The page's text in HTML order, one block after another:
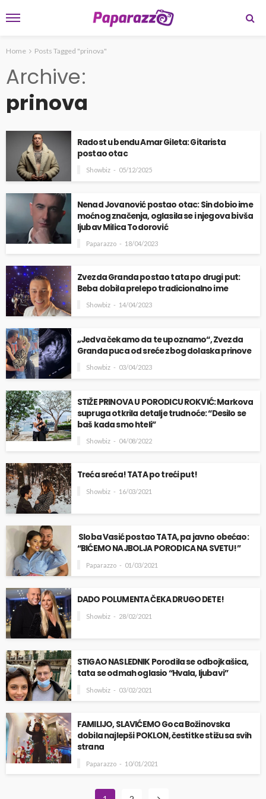
Home Posts Tagged "prinova"
Archive
prinova
Radost u bendu Amar Gileta: Gitarista
postao otac
Showbiz 05/12/2025
Nenad Jovanović postao otac: Sin dobio ime
moćnog značenja, oglasila se i njegova bivša
ljubav Milica Todorović
Paparazzo 18/04/2023
Zvezda Granda postao tata po drugi put:
Beba dobila prelepo tradicionalno ime
Showbiz 14/04/2023
„Jedva čekamo da te upoznamo“, Zvezda
Granda puca od sreće zbog dolaska prinove
Showbiz 03/04/2023
STIŽE PRINOVA U PORODICU ROKVIĆ: Markova
supruga otkrila detalje trudnoće: “Desilo se
baš kada smo hteli”
Showbiz 04/08/2022
Treća sreća! TATA po treći put!
Showbiz 16/03/2021
Sloba Vasić postao TATA, pa javno obećao:
“BIĆEMO NAJBOLJA PORODICA NA SVETU!”
Paparazzo 01/03/2021
DADO POLUMENTA ČEKA DRUGO DETE!
Showbiz 28/02/2021
STIGAO NASLEDNIK Porodila se odbojkašica,
tata se odmah oglasio “Hvala, ljubavi”
Showbiz 03/02/2021
FAMILIJO, SLAVIĆEMO Goca Božinovska
dobila najlepši POKLON, čestitke stižu sa svih
strana
Paparazzo 10/01/2021